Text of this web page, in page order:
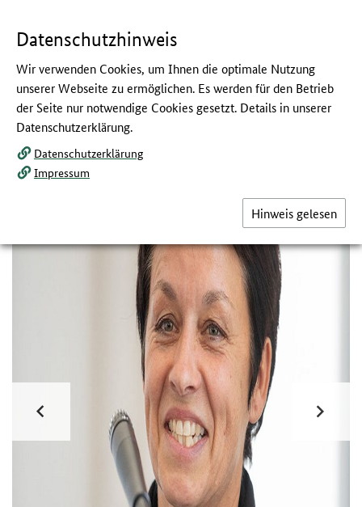
und
Service
Journalistenworkshop 26.09.2018
1 / 12
Datenschutzhinweis
Wir verwenden Cookies, um Ihnen die optimale Nutzung
unserer Webseite zu ermöglichen. Es werden für den Betrieb
der Seite nur notwendige Cookies gesetzt. Details in unserer
Datenschutzerklärung.
Datenschutzerklärung
Impressum
Hinweis gelesen